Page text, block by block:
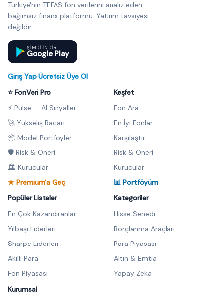
Türkiye'nin TEFAS fon verilerini analiz eden
bağımsız finans platformu. Yatırım tavsiyesi
değildir.
ŞIMDI INDIR
Google Play
Giriş Yap·Ücretsiz Üye Ol
⭐ FonVeri Pro
⚡ Pulse — AI Sinyaller
🚀 Yükseliş Radarı
📦 Model Portföyler
🛡️ Risk & Öneri
🏛️ Kurucular
★ Premium'a Geç
Keşfet
Fon Ara
En İyi Fonlar
Karşılaştır
Risk & Öneri
Kurucular
📊 Portföyüm
Popüler Listeler
En Çok Kazandıranlar
Yılbaşı Liderleri
Sharpe Liderleri
Akıllı Para
Fon Piyasası
Kategoriler
Hisse Senedi
Borçlanma Araçları
Para Piyasası
Altın & Emtia
Yapay Zeka
Kurumsal